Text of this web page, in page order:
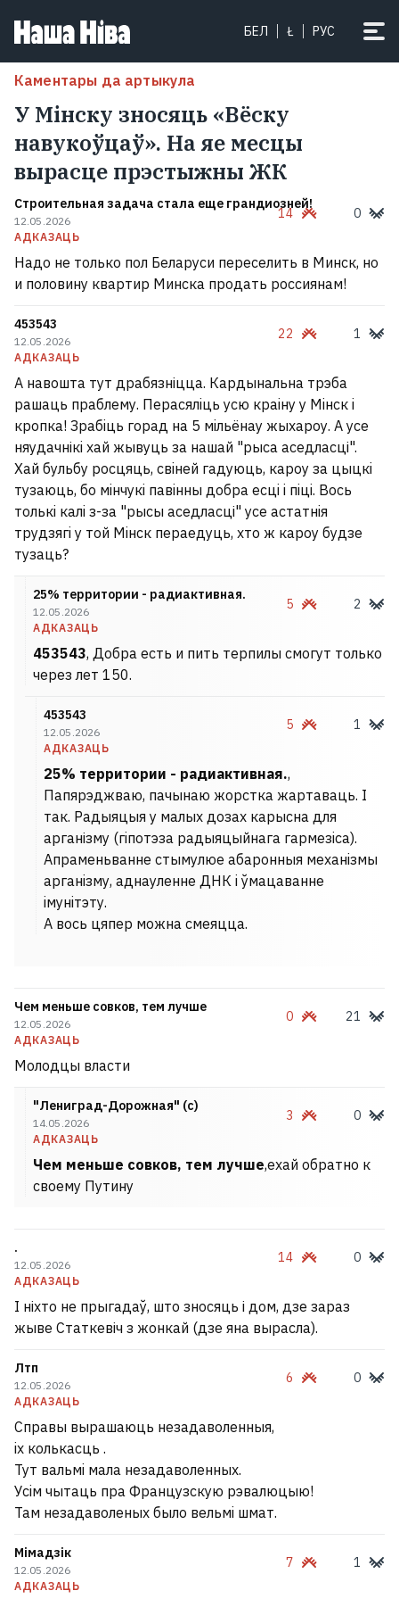
БЕЛ Ł РУС
Каментары да артыкула
У Мінску зносяць «Вёску
навукоўцаў». На яе месцы
вырасце прэстыжны ЖК
Строительная задача стала еще грандиозней!
12.05.2026
АДКАЗАЦЬ
14 0
Надо не только пол Беларуси переселить в Минск, но
и половину квартир Минска продать россиянам!
453543
12.05.2026
АДКАЗАЦЬ
22 1
А навошта тут драбязніцца. Кардынальна трэба
рашаць праблему. Перасялiць усю краiну у Мiнск i
кропка! Зрабiць горад на 5 мiльёнау жыхароу. А усе
няудачнікi хай жывуць за нашай "рыса аседласці".
Хай бульбу росцяць, свiней гадуюць, кароу за цыцкi
тузаюць, бо мiнчукi павiнны добра есцi i пiцi. Вось
толькi калi з-за "рысы аседласці" усе астатнiя
трудзягi у той Мiнск пераедуць, хто ж кароу будзе
тузаць?
25% территории - радиактивная.
12.05.2026
АДКАЗАЦЬ
5 2
453543, Добра есть и пить терпилы смогут только
через лет 150.
453543
12.05.2026
АДКАЗАЦЬ
5 1
25% территории - радиактивная.,
Папярэджваю, пачынаю жорстка жартаваць. I
так. Радыяцыя у малых дозах карысна для
арганізму (гiпотэза радыяцыйнага гармезiса).
Апраменьванне стымулюе абаронныя механiзмы
арганiзму, аднауленне ДНК i ўмацаванне
iмунiтэту.
А вось цяпер можна смеяцца.
Чем меньше совков, тем лучше
12.05.2026
АДКАЗАЦЬ
0 21
Молодцы власти
"Лениград-Дорожная" (с)
14.05.2026
АДКАЗАЦЬ
3 0
Чем меньше совков, тем лучше,ехай обратно к
своему Путину
.
12.05.2026
АДКАЗАЦЬ
14 0
І ніхто не прыгадаў, што зносяць і дом, дзе зараз
жыве Статкевіч з жонкай (дзе яна вырасла).
Лтп
12.05.2026
АДКАЗАЦЬ
6 0
Справы вырашаюць незадаволенныя,
iх колькасць .
Тут вальмi мала незадаволенных.
Усiм чытаць пра Французскую рэвалюцыю!
Там незадаволеных было вельмi шмат.
Мімадзік
12.05.2026
АДКАЗАЦЬ
7 1